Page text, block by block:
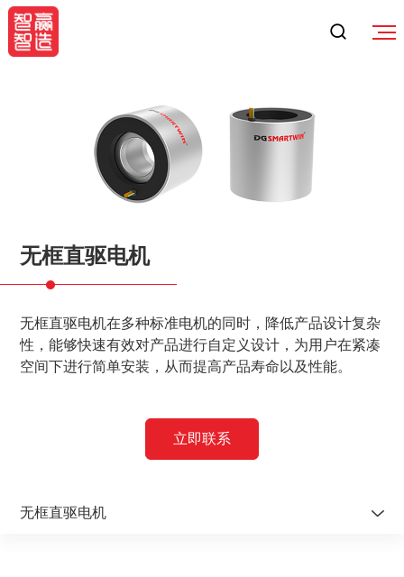
无框直驱电机
无框直驱电机在多种标准电机的同时，降低产品设计复杂
性，能够快速有效对产品进行自定义设计，为用户在紧凑
空间下进行简单安装，从而提高产品寿命以及性能。
立即联系
无框直驱电机